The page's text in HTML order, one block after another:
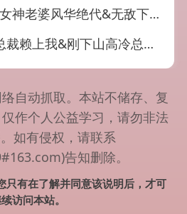
敌下山我的女神老婆风华绝代（80集）张耀玮&赵亦菲
山高冷总裁赖上我（68集）启航&梁馨&任佳仪
自动抓取。本站不储存、复
作个人公益学习，请勿非法
如有侵权，请联系
告知删除。
只有在了解并同意该说明后，才可
访问本站。